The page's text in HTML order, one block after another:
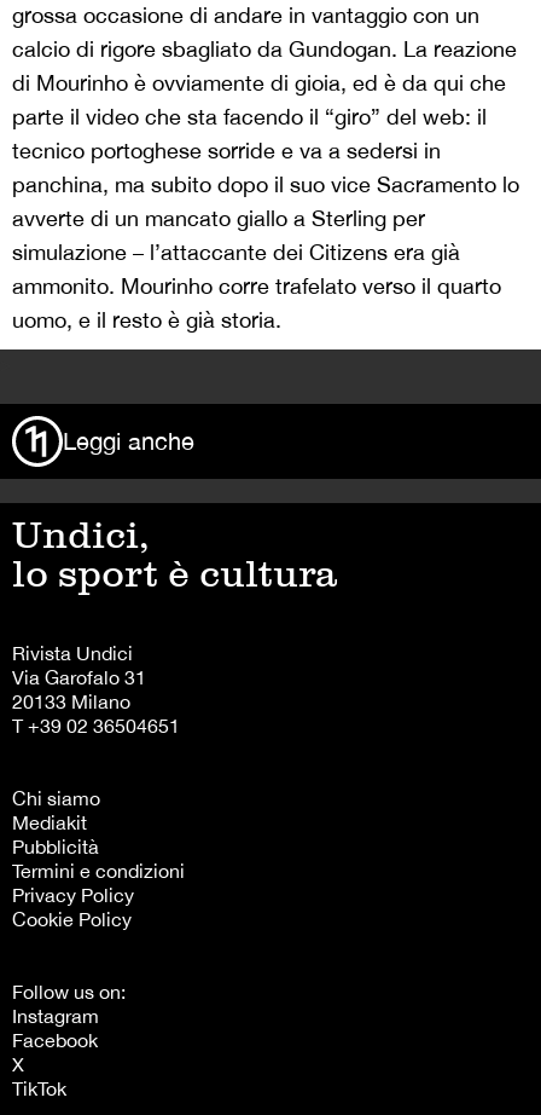
grossa occasione di andare in vantaggio con un
calcio di rigore sbagliato da Gundogan. La reazione
di Mourinho è ovviamente di gioia, ed è da qui che
parte il video che sta facendo il “giro” del web: il
tecnico portoghese sorride e va a sedersi in
panchina, ma subito dopo il suo vice Sacramento lo
avverte di un mancato giallo a Sterling per
simulazione – l’attaccante dei Citizens era già
ammonito. Mourinho corre trafelato verso il quarto
uomo, e il resto è già storia.
Leggi anche
Undici,
lo sport è cultura
Rivista Undici
Via Garofalo 31
20133 Milano
T +39 02 36504651
Chi siamo
Mediakit
Pubblicità
Termini e condizioni
Privacy Policy
Cookie Policy
Follow us on:
Instagram
Facebook
X
TikTok